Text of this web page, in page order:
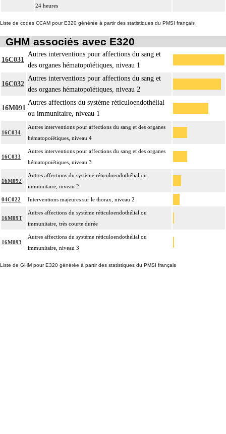
24 heures
Liste de codes CCAM pour E320 générée à partir des statistiques du PMSI français
GHM associés avec E320
16C031
Autres interventions pour affections du sang et
des organes hématopoïétiques, niveau 1
16C032
Autres interventions pour affections du sang et
des organes hématopoïétiques, niveau 2
16M091
Autres affections du système réticuloendothélial
ou immunitaire, niveau 1
16C034
Autres interventions pour affections du sang et des organes
hématopoïétiques, niveau 4
16C033
Autres interventions pour affections du sang et des organes
hématopoïétiques, niveau 3
16M092
Autres affections du système réticuloendothélial ou
immunitaire, niveau 2
04C022 Interventions majeures sur le thorax, niveau 2
16M09T
Autres affections du système réticuloendothélial ou
immunitaire, très courte durée
16M093
Autres affections du système réticuloendothélial ou
immunitaire, niveau 3
Liste de GHM pour E320 générée à partir des statistiques du PMSI français